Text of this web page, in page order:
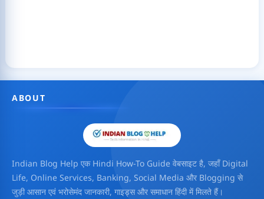
ABOUT
Indian Blog Help एक Hindi How-To Guide वेबसाइट है, जहाँ Digital
Life, Online Services, Banking, Social Media और Blogging से
जुड़ी आसान एवं भरोसेमंद जानकारी, गाइड्स और समाधान हिंदी में मिलते हैं।